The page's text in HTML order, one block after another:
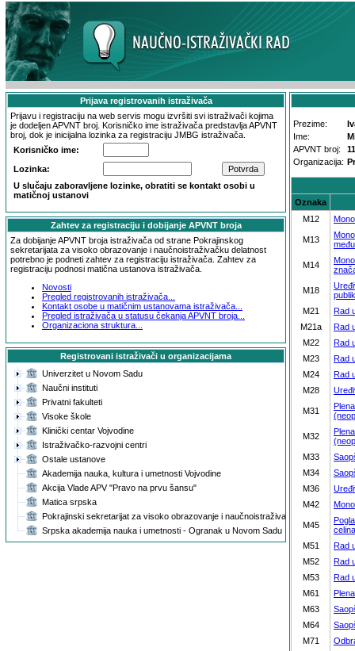
Prijava registrovanih istraživača
Prijavu i registraciju na web servis mogu izvršiti svi istraživači kojima
je dodeljen APVNT broj. Korisničko ime istraživača predstavlja APVNT
broj, dok je inicijalna lozinka za registraciju JMBG istraživača.
Korisničko ime:
Lozinka:
U slučaju zaboravljene lozinke, obratiti se kontakt osobi u
matičnoj ustanovi
Zahtev za registraciju i dobijanje APVNT broja
Za dobijanje APVNT broja istraživača od strane Pokrajinskog
sekretarijata za visoko obrazovanje i naučnoistraživačku delatnost
potrebno je podneti zahtev za registraciju istraživača. Zahtev za
registraciju podnosi matična ustanova istraživača.
Novosti
Pregled registrovanih istraživača...
Kontakt osobe u matičnim ustanovama istraživača...
Pregled istraživača u statusu čekanja APVNT broja...
Organizaciona struktura...
Registrovani istraživači u organizacijama
Univerzitet u Novom Sadu
Naučni instituti
Privatni fakulteti
Visoke škole
Klinički centar Vojvodine
Istraživačko-razvojni centri
Ostale ustanove
Akademija nauka, kultura i umetnosti Vojvodine
Akcija Vlade APV "Pravo na prvu šansu"
Matica srpska
Pokrajinski sekretarijat za visoko obrazovanje i naučnoistraživačku delatnost
Srpska akademija nauka i umetnosti - Ogranak u Novom Sadu
Prezime:
Ime:
APVNT broj:
Organizacija:
Oznaka
M12
M13
M14
M18
M21
Rad
M21a
Rad
M22
Rad
M23
Rad
M24
Rad
M28
M31
M32
M33
M34
M36
M42
M45
celina
M51
Rad
M52
Rad
M53
Rad
M61
M63
M64
M71